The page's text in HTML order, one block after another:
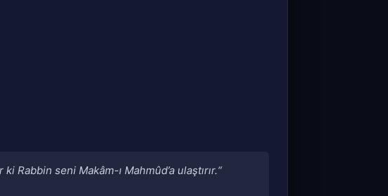
Rabbin seni Makâm-ı Mahmûd’a ulaştırır.“